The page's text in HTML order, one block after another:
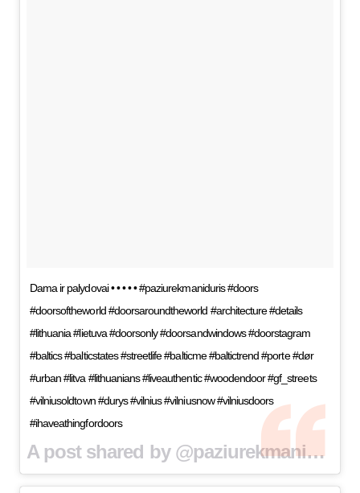
Dama ir palydovai • • • • • #paziurekmaniduris #doors
#doorsoftheworld #doorsaroundtheworld #architecture #details
#lithuania #lietuva #doorsonly #doorsandwindows #doorstagram
#baltics #balticstates #streetlife #balticme #baltictrend #porte #dør
#urban #litva #lithuanians #liveauthentic #woodendoor #gf_streets
#vilniusoldtown #durys #vilnius #vilniusnow #vilniusdoors
#ihaveathingfordoors
A post shared by @paziurekmaniduris on